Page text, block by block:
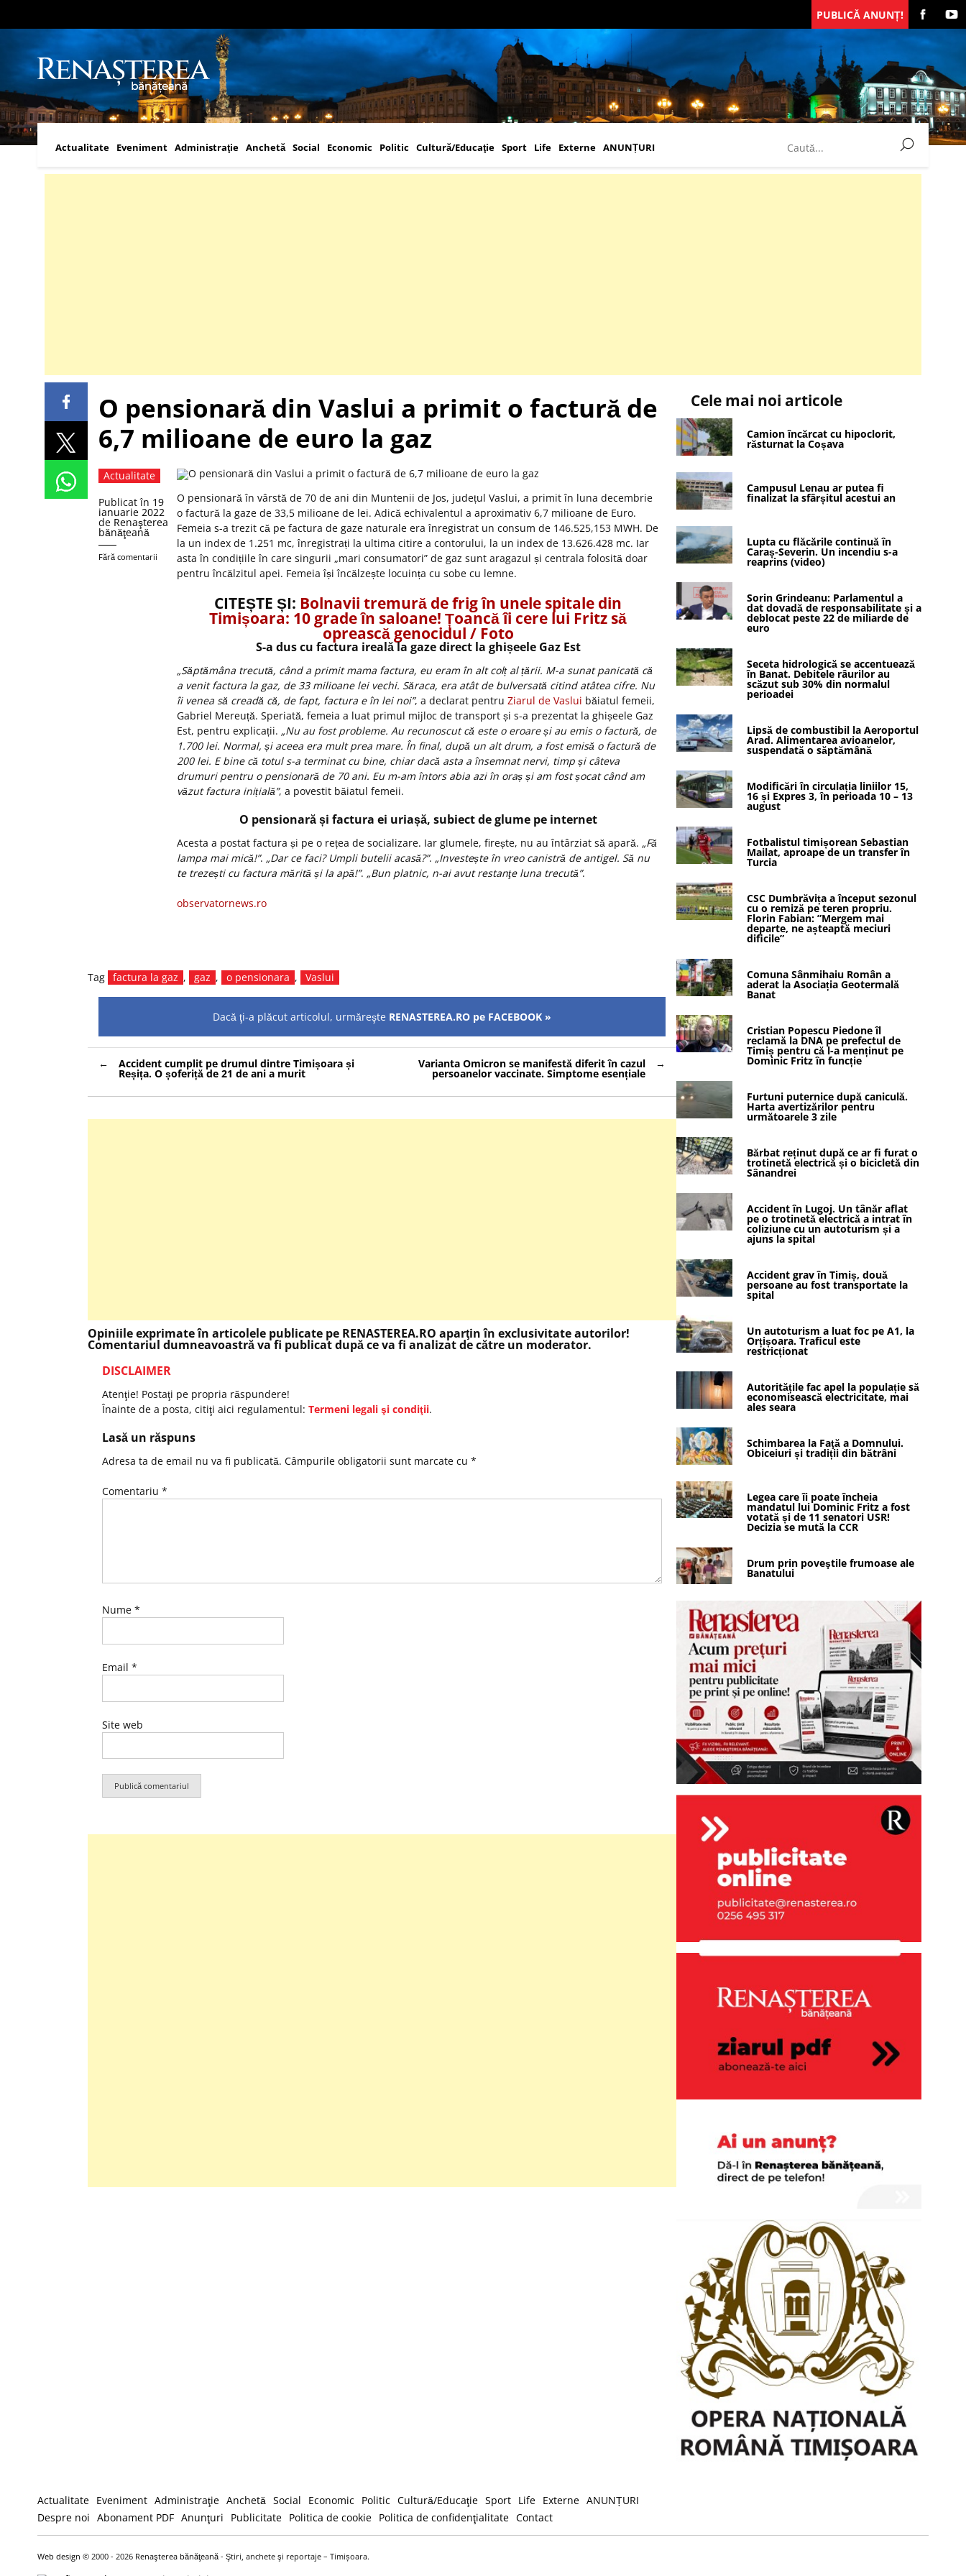
PUBLICĂ ANUNȚ!
Actualitate Eveniment Administraţie Anchetă Social Economic Politic Cultură/Educaţie Sport Life Externe ANUNȚURI
O pensionară din Vaslui a primit o factură de
6,7 milioane de euro la gaz
Actualitate
Publicat în 19
ianuarie 2022
de Renaşterea
bănăţeană
Fără comentarii
O pensionară în vârstă de 70 de ani din Muntenii de Jos, județul Vaslui, a primit în luna decembrie
o factură la gaze de 33,5 milioane de lei. Adică echivalentul a aproximativ 6,7 milioane de Euro.
Femeia s-a trezit că pe factura de gaze naturale era înregistrat un consum de 146.525,153 MWH. De
la un index de 1.251 mc, înregistrați la ultima citire a contorului, la un index de 13.626.428 mc. Iar
asta în condițiile în care singurii „mari consumatori” de gaz sunt aragazul și centrala folosită doar
pentru încălzitul apei. Femeia își încălzește locuința cu sobe cu lemne.
CITEȘTE ȘI: Bolnavii tremură de frig în unele spitale din
Timișoara: 10 grade în saloane! Țoancă îi cere lui Fritz să
oprească genocidul / Foto
S-a dus cu factura ireală la gaze direct la ghișeele Gaz Est
„Săptămâna trecută, când a primit mama factura, eu eram în alt colț al țării. M-a sunat panicată că
a venit factura la gaz, de 33 milioane lei vechi. Săraca, era atât de bulversată citind atâtea cifre. Nu
îi venea să creadă că, de fapt, factura e în lei noi”, a declarat pentru Ziarul de Vaslui băiatul femeii,
Gabriel Mereuță. Speriată, femeia a luat primul mijloc de transport și s-a prezentat la ghișeele Gaz
Est, pentru explicații. „Nu au fost probleme. Au recunoscut că este o eroare și au emis o factură, de
1.700 lei. Normal, și aceea era mult prea mare. În final, după un alt drum, a fost emisă o factură de
200 lei. E bine că totul s-a terminat cu bine, chiar dacă asta a însemnat nervi, timp și câteva
drumuri pentru o pensionară de 70 ani. Eu m-am întors abia azi în oraș și am fost șocat când am
văzut factura inițială”, a povestit băiatul femeii.
O pensionară și factura ei uriașă, subiect de glume pe internet
Acesta a postat factura și pe o rețea de socializare. Iar glumele, firește, nu au întârziat să apară. „Fă
lampa mai mică!”. „Dar ce faci? Umpli butelii acasă?”. „Investește în vreo canistră de antigel. Să nu
te trezești cu factura mărită și la apă!”. „Bun platnic, n-ai avut restanţe luna trecută”.
observatornews.ro
Tag factura la gaz , gaz , o pensionara , Vaslui
Dacă ţi-a plăcut articolul, urmăreşte RENASTEREA.RO pe FACEBOOK »
Navigare
în
articole
Accident cumplit pe drumul dintre Timișoara și
Reșița. O șoferiță de 21 de ani a murit
Varianta Omicron se manifestă diferit în cazul
persoanelor vaccinate. Simptome esențiale
Opiniile exprimate în articolele publicate pe RENASTEREA.RO aparţin în exclusivitate autorilor!
Comentariul dumneavoastră va fi publicat după ce va fi analizat de către un moderator.
DISCLAIMER
Atenţie! Postaţi pe propria răspundere!
Înainte de a posta, citiţi aici regulamentul: Termeni legali şi condiţii.
Lasă un răspuns
Adresa ta de email nu va fi publicată. Câmpurile obligatorii sunt marcate cu *
Comentariu *
Nume *
Email *
Site web
Cele mai noi articole
Camion încărcat cu hipoclorit,
răsturnat la Coșava
Campusul Lenau ar putea fi
finalizat la sfârșitul acestui an
Lupta cu flăcările continuă în
Caraș-Severin. Un incendiu s-a
reaprins (video)
Sorin Grindeanu: Parlamentul a
dat dovadă de responsabilitate și a
deblocat peste 22 de miliarde de
euro
Seceta hidrologică se accentuează
în Banat. Debitele râurilor au
scăzut sub 30% din normalul
perioadei
Lipsă de combustibil la Aeroportul
Arad. Alimentarea avioanelor,
suspendată o săptămână
Modificări în circulația liniilor 15,
16 și Expres 3, în perioada 10 – 13
august
Fotbalistul timișorean Sebastian
Mailat, aproape de un transfer în
Turcia
CSC Dumbrăvița a început sezonul
cu o remiză pe teren propriu.
Florin Fabian: ”Mergem mai
departe, ne așteaptă meciuri
dificile”
Comuna Sânmihaiu Român a
aderat la Asociația Geotermală
Banat
Cristian Popescu Piedone îl
reclamă la DNA pe prefectul de
Timiș pentru că l-a menținut pe
Dominic Fritz în funcție
Furtuni puternice după caniculă.
Harta avertizărilor pentru
următoarele 3 zile
Bărbat reținut după ce ar fi furat o
trotinetă electrică și o bicicletă din
Sânandrei
Accident în Lugoj. Un tânăr aflat
pe o trotinetă electrică a intrat în
coliziune cu un autoturism și a
ajuns la spital
Accident grav în Timiș, două
persoane au fost transportate la
spital
Un autoturism a luat foc pe A1, la
Orțișoara. Traficul este
restricționat
Autoritățile fac apel la populație să
economisească electricitate, mai
ales seara
Schimbarea la Faţă a Domnului.
Obiceiuri și tradiții din bătrâni
Legea care îi poate încheia
mandatul lui Dominic Fritz a fost
votată și de 11 senatori USR!
Decizia se mută la CCR
Drum prin poveştile frumoase ale
Banatului
Actualitate Eveniment Administraţie Anchetă Social Economic Politic Cultură/Educaţie Sport Life Externe ANUNȚURI
Despre noi Abonament PDF Anunţuri Publicitate Politica de cookie Politica de confidenţialitate Contact
Web design © 2000 - 2026 Renaşterea bănăţeană - Ştiri, anchete şi reportaje – Timișoara.